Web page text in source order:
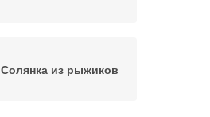
Солянка из рыжиков